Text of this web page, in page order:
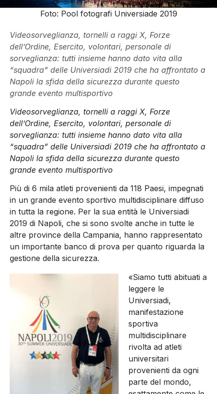
Foto: Pool fotografi Universiade 2019
Videosorveglianza, tornelli a raggi X, Forze
dell’Ordine, Esercito, volontari, personale di
sorveglianza: tutti insieme hanno dato vita alla
“squadra” delle Universiadi 2019 che ha affrontato a
Napoli la sfida della sicurezza durante questo
grande evento multisportivo
Videosorveglianza, tornelli a raggi X, Forze
dell’Ordine, Esercito, volontari, personale di
sorveglianza: tutti insieme hanno dato vita alla
“squadra” delle Universiadi 2019 che ha affrontato a
Napoli la sfida della sicurezza durante questo
grande evento multisportivo
Più di 6 mila atleti provenienti da 118 Paesi, impegnati
in un grande evento sportivo multidisciplinare diffuso
in tutta la regione. Per la sua entità le Universiadi
2019 di Napoli, che si sono svolte anche in tutte le
altre province della Campania, hanno rappresentato
un importante banco di prova per quanto riguarda la
gestione della sicurezza.
«Siamo tutti abituati a
leggere le
Universiadi,
manifestazione
sportiva
multidisciplinare
rivolta ad atleti
universitari
provenienti da ogni
parte del mondo,